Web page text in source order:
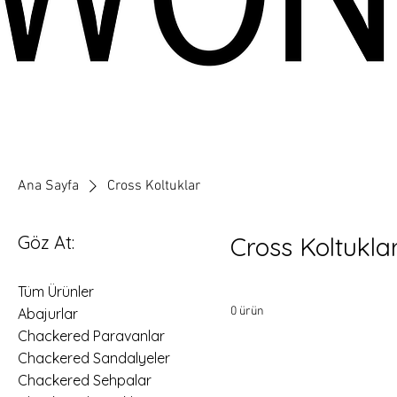
Ana Sayfa Cross Koltuklar
Göz At:
Tüm Ürünler
Abajurlar
Chackered Paravanlar
Chackered Sandalyeler
Chackered Sehpalar
Cross
0 ürün